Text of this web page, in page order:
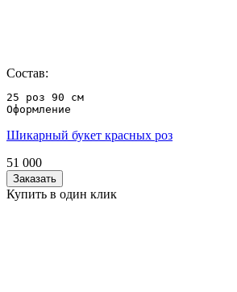
Состав:
25 роз 90 см
Оформление
Шикарный букет красных роз
51 000
Заказать
Купить в один клик